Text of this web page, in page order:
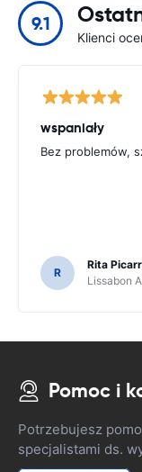
9.1
Klienci
wspaniały
Bez problemów,
R
Rita
Lissabon
Pomoc i
Potrzebujesz
specjalistami ds.